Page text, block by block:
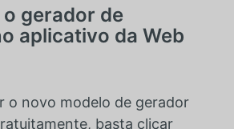
o gerador de
aplicativo da Web
o novo modelo de gerador
basta clicar